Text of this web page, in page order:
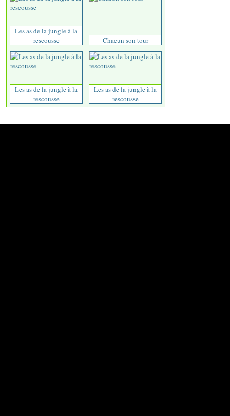
Les as de la jungle à la
rescousse
Chacun son tour
Les as de la jungle à la
rescousse
Les as de la jungle à la
rescousse